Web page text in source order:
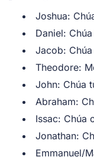
Joshua:
Daniel:
Jacob:
Theodore:
John: Chúa
Abraham:
Issac: Chúa
Jonathan:
Emmanuel/